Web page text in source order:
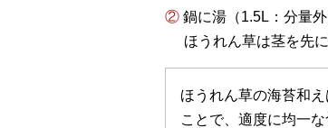
② 鍋に湯（1.5L：分量
ほうれん草は茎を先
ほうれん草の海苔和
ことで、適度に均一